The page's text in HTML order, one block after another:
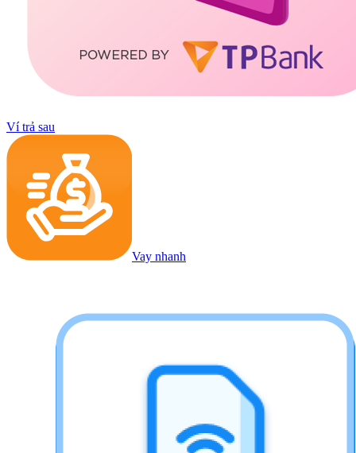
Ví trả sau
Vay nhanh